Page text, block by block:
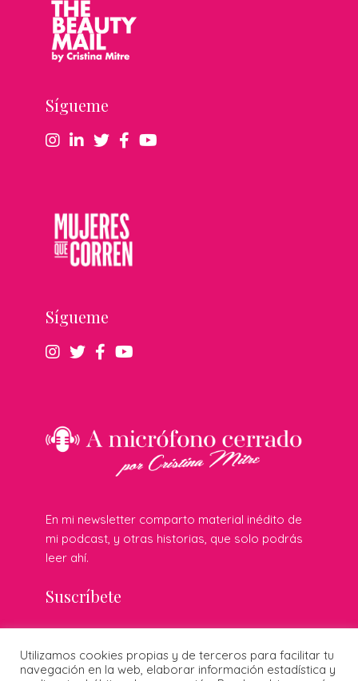
Sígueme
Sígueme
En mi newsletter comparto material inédito de
mi podcast, y otras historias, que solo podrás
leer ahí.
Suscríbete
© 2026 Cristina Mitre · Todos los derechos reservados ·
Utilizamos cookies propias y de terceros para facilitar tu
navegación en la web, elaborar información estadística y